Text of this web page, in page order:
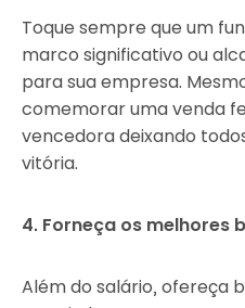
Toque sempre que um
marco significativo ou
para sua empresa.
comemorar uma venda
vencedora deixando
vitória.
4. Forneça os
Além do salário, ofereça